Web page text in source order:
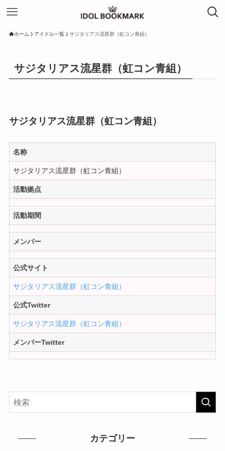
ホーム アイドル一覧 サジタリアス流星群（虹コン青組）
サジタリアス流星群（虹コン青組）
サジタリアス流星群（虹コン青組）
名称
サジタリアス流星群（虹コン青組）
活動拠点
活動期間
メンバー
公式サイト
サジタリアス流星群（虹コン青組）
公式Twitter
サジタリアス流星群（虹コン青組）
メンバーTwitter
カテゴリー